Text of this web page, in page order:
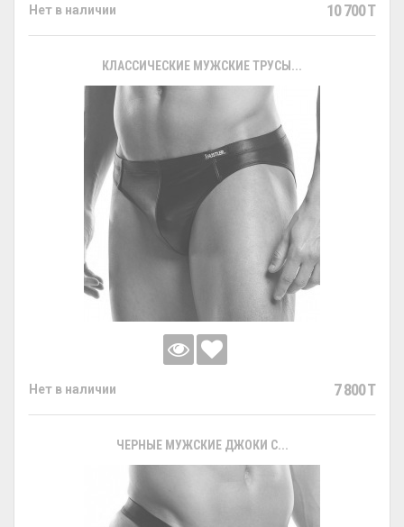
Нет в наличии 10 700 T
КЛАССИЧЕСКИЕ МУЖСКИЕ ТРУСЫ...
Нет в наличии 7 800 T
ЧЕРНЫЕ МУЖСКИЕ ДЖОКИ С...